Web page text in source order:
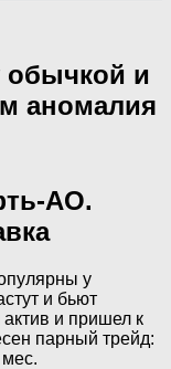
и
аномалия
АО.
у
и бьют
и пришел к
парный трейд: